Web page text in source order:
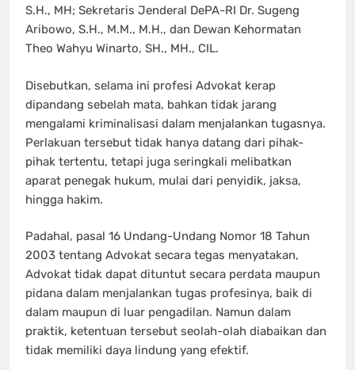
S.H., MH; Sekretaris Jenderal DePA-RI Dr. Sugeng
Aribowo, S.H., M.M., M.H., dan Dewan Kehormatan
Theo Wahyu Winarto, SH., MH., CIL.
Disebutkan, selama ini profesi Advokat kerap
dipandang sebelah mata, bahkan tidak jarang
mengalami kriminalisasi dalam menjalankan tugasnya.
Perlakuan tersebut tidak hanya datang dari pihak-
pihak tertentu, tetapi juga seringkali melibatkan
aparat penegak hukum, mulai dari penyidik, jaksa,
hingga hakim.
Padahal, pasal 16 Undang-Undang Nomor 18 Tahun
2003 tentang Advokat secara tegas menyatakan,
Advokat tidak dapat dituntut secara perdata maupun
pidana dalam menjalankan tugas profesinya, baik di
dalam maupun di luar pengadilan. Namun dalam
praktik, ketentuan tersebut seolah-olah diabaikan dan
tidak memiliki daya lindung yang efektif.